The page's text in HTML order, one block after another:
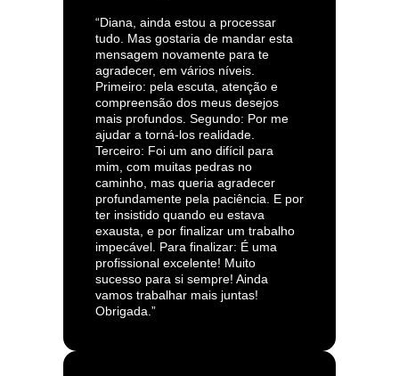
“Diana, ainda estou a processar
tudo. Mas gostaria de mandar esta
mensagem novamente para te
agradecer, em vários níveis.
Primeiro: pela escuta, atenção e
compreensão dos meus desejos
mais profundos. Segundo: Por me
ajudar a torná-los realidade.
Terceiro: Foi um ano difícil para
mim, com muitas pedras no
caminho, mas queria agradecer
profundamente pela paciência. E por
ter insistido quando eu estava
exausta, e por finalizar um trabalho
impecável. Para finalizar: É uma
profissional excelente! Muito
sucesso para si sempre! Ainda
vamos trabalhar mais juntas!
Obrigada.”